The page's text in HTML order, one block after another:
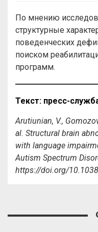
По мнению
структурные
поведенческих
поиском
программ.
Текст: пресс-
Arutiunian, V.,
al. Structural brain
with language
Autism Spectrum
https://doi.org/